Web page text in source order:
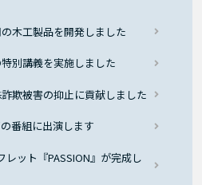
木工製品を開発しました
別講義を実施しました
欺被害の抑止に貢献しました
番組に出演します
ット『PASSION』が完成し